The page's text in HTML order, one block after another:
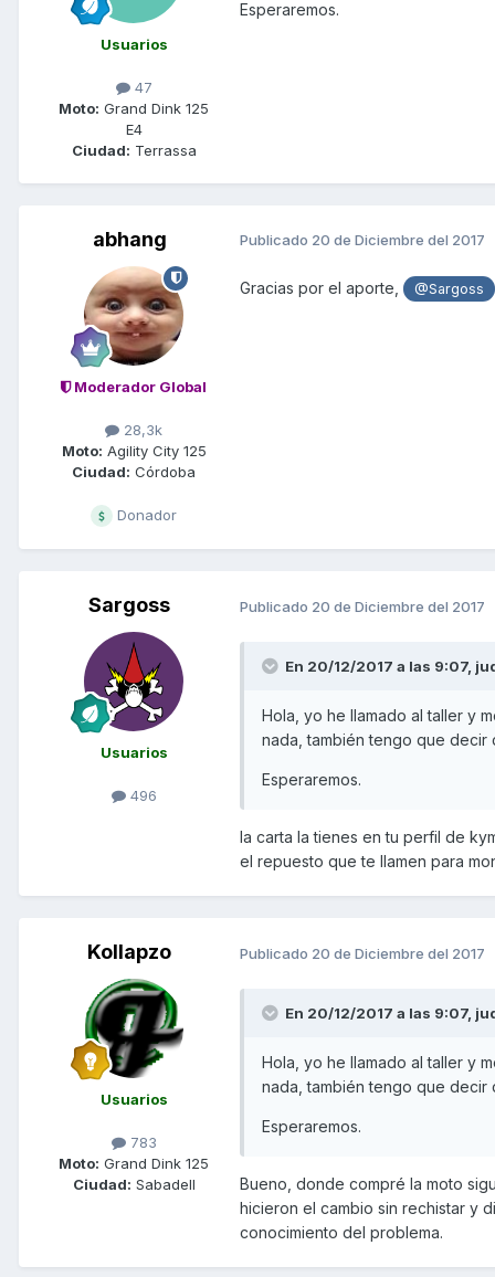
Usuarios
47
Moto: Grand Dink 125
E4
Ciudad: Terrassa
Esperaremos.
abhang
Moderador Global
28,3k
Moto: Agility City 125
Ciudad: Córdoba
Donador
Publicado 20 de Diciembre del 2017
Gracias por el aporte, @Sargoss
Sargoss
Usuarios
496
Publicado 20 de Diciembre del 2017
En 20/12/2017 a las 9:07,
Hola, yo he llamado al taller y
nada, también tengo que
Esperaremos.
la carta la tienes en tu perfil de
el repuesto que te llamen para
Kollapzo
Usuarios
783
Moto: Grand Dink 125
Ciudad: Sabadell
Publicado 20 de Diciembre del 2017
En 20/12/2017 a las 9:07,
Hola, yo he llamado al taller y
nada, también tengo que
Esperaremos.
Bueno, donde compré la moto
hicieron el cambio sin rechistar y
conocimiento del problema.